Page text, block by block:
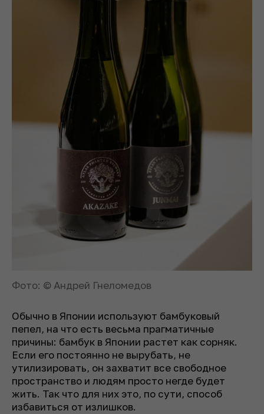
Фото: © Андрей Гнеломедов
Обычно в Японии используют бамбуковый
пепел, на что есть весьма прагматичные
причины: бамбук в Японии растет как сорняк.
Если его постоянно не вырубать, не
утилизировать, он захватит все свободное
пространство и людям просто негде будет
жить. Так что для них это, по сути, способ
избавиться от излишков.